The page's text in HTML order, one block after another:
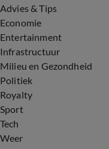
Advies & Tips
Economie
Entertainment
Infrastructuur
Milieu en Gezondheid
Politiek
Royalty
Sport
Tech
Weer